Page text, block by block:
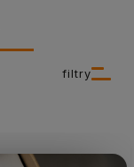
filtry